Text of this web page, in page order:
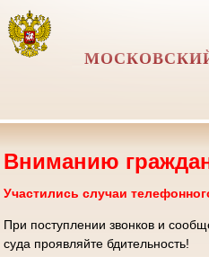
Вниманию
Участились случаи
При поступлении звонков и
суда проявляйте бдительность!